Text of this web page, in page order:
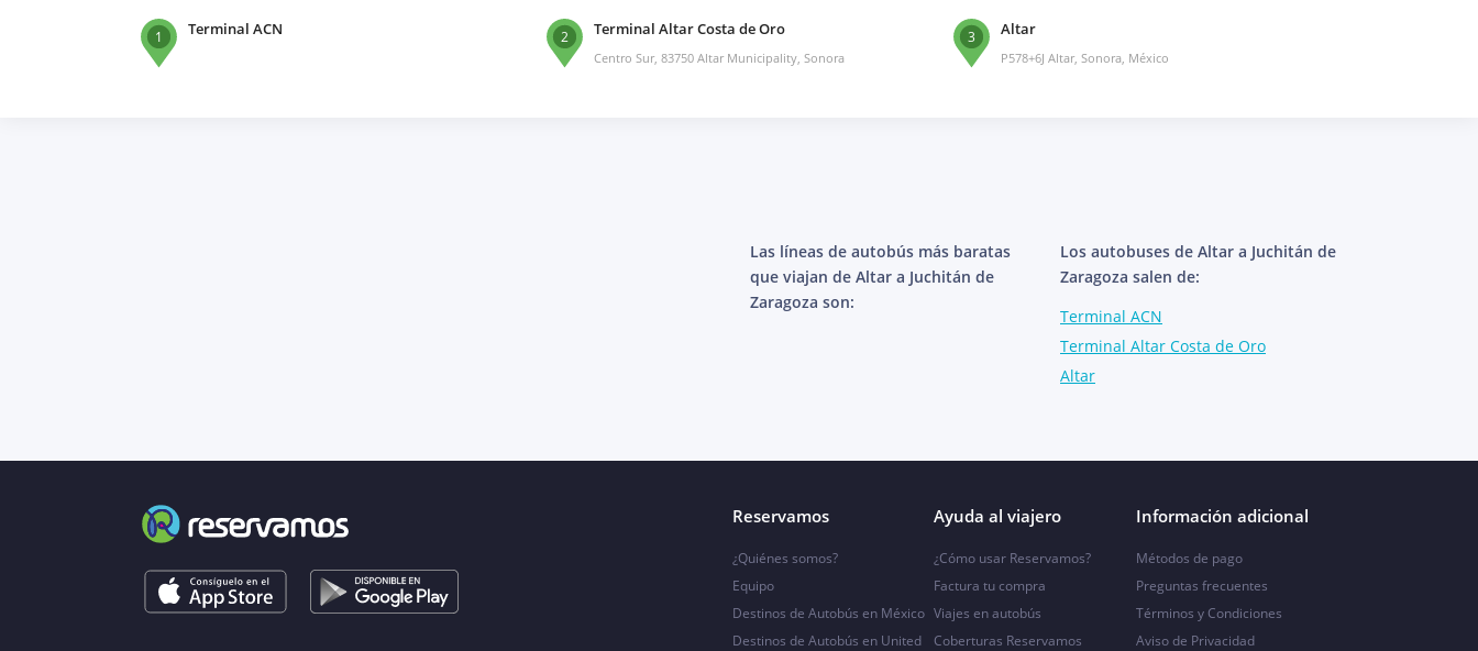
1 Terminal ACN 2 Terminal Altar Costa de Oro
Centro Sur, 83750 Altar Municipality, Sonora
3 Altar
P578+6J Altar, Sonora, México
Las líneas de autobús más baratas
que viajan de Altar a Juchitán de
Zaragoza son:
Los autobuses de Altar a Juchitán de
Zaragoza salen de:
Terminal ACN
Terminal Altar Costa de Oro
Altar
Reservamos
¿Quiénes somos?
Equipo
Destinos de Autobús en México
Destinos de Autobús en United
Ayuda al viajero
¿Cómo usar Reservamos?
Factura tu compra
Viajes en autobús
Coberturas Reservamos
Información adicional
Métodos de pago
Preguntas frecuentes
Términos y Condiciones
Aviso de Privacidad